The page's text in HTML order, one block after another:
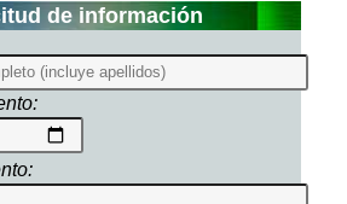
de información